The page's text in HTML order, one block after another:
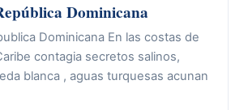
Dominicana
Dominicana En las costas de
contagia secretos salinos,
blanca , aguas turquesas acunan